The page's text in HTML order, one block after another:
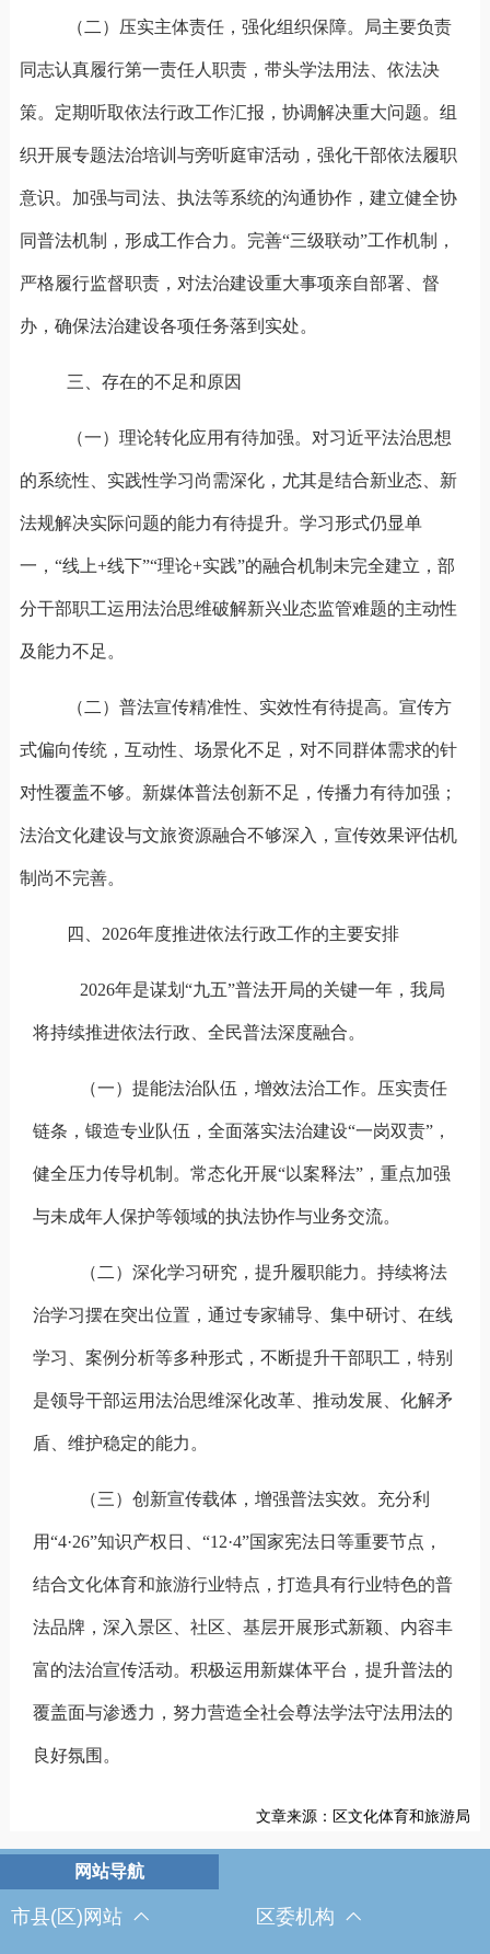
（二）压实主体责任，强化组织保障。 ‌局主要负责
同志认真履行第一责任人职责，带头学法用法、依法决
策。定期听取依法行政工作汇报，协调解决重大问题。组
织开展专题法治培训与旁听庭审活动，强化干部依法履职
意识。加强与司法、执法等系统的沟通协作，建立健全协
同普法机制，形成工作合力。完善“三级联动”工作机制，
严格履行监督职责，对法治建设重大事项亲自部署、督
办，确保法治建设各项任务落到实处。
三、存在的不足和原因
（一）理论转化应用有待加强。 对习近平法治思想
的系统性、实践性学习尚需深化，尤其是结合新业态、新
法规解决实际问题的能力有待提升。学习形式仍显单
一，“线上+线下”“理论+实践”的融合机制未完全建立，部
分干部职工运用法治思维破解新兴业态监管难题的主动性
及能力不足。
（二）普法宣传精准性、实效性有待提高。‌ 宣传方
式偏向传统，互动性、场景化不足，对不同群体需求的针
对性覆盖不够。新媒体普法创新不足，传播力有待加强；
法治文化建设与文旅资源融合不够深入，宣传效果评估机
制尚不完善。
四、2026年度推进依法行政工作的主要安排
2026年是谋划 “九五”普法开局的关键一年，我局
将持续推进依法行政、全民普法深度融合。
（一） 提能法治队伍，增效法治工作。 压实责任
链条，锻造专业队伍 ， 全面落实法治建设“一岗双责”，
健全压力传导机制。常态化开展“以案释法”，重点加强
与未成年人保护等领域的执法协作与业务交流。
（二）深化学习研究，提升履职能力‌ 。 持续将法
治学习摆在突出位置，通过专家辅导、集中研讨、在线
学习、案例分析等多种形式，不断提升干部职工，特别
是领导干部运用法治思维深化改革、推动发展、化解矛
盾、维护稳定的能力。
（三）创新宣传载体，增强普法实效‌。 充分利
用“4·26”知识产权日、 “12·4”国家宪法日等重要节点，
结合文化体育和旅游行业特点，打造具有行业特色的普
法品牌， 深入景区、 社区、基层开展形式新颖、内容丰
富的法治宣传活动。积极运用新媒体平台，提升普法的
覆盖面与渗透力，努力营造全社会尊法学法守法用法的
良好氛围。
文章来源：区文化体育和旅游局
市县(区)网站 区委机构